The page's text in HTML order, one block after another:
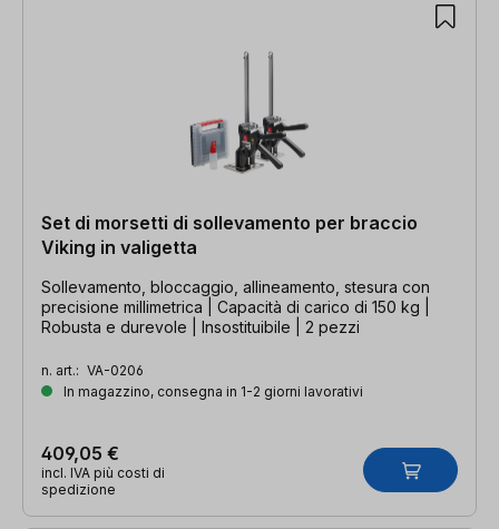
Set di morsetti di sollevamento per braccio
Viking in valigetta
Sollevamento, bloccaggio, allineamento, stesura con
precisione millimetrica | Capacità di carico di 150 kg |
Robusta e durevole | Insostituibile | 2 pezzi
n. art.: VA-0206
In magazzino, consegna in 1-2 giorni lavorativi
409,05 €
incl. IVA più costi di
spedizione